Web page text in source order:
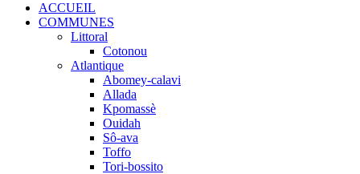
ACCUEIL
COMMUNES
Littoral
Cotonou
Atlantique
Abomey-calavi
Allada
Kpomassè
Ouidah
Sô-ava
Toffo
Tori-bossito